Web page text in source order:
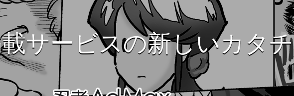
サービスの新しいカタチ